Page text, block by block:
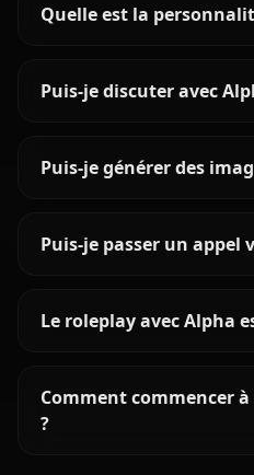
Quelle est la
Puis-je discuter avec
Puis-je générer des
Puis-je passer un appel
Le roleplay avec Alpha
Comment commencer
?